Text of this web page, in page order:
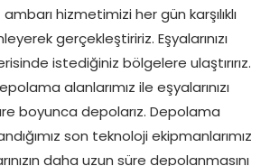
hizmetimizi her gün karşılıklı
gerçekleştiririz. Eşyalarınızı
istediğiniz bölgelere ulaştırırız.
alanlarımız ile eşyalarınızı
boyunca depolarız. Depolama
son teknoloji ekipmanlarımız
daha uzun süre depolanmasını